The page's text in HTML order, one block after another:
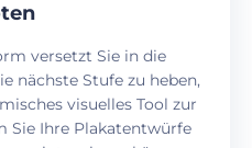
versetzt Sie in die
nächste Stufe zu heben,
visuelles Tool zur
Sie Ihre Plakatentwürfe